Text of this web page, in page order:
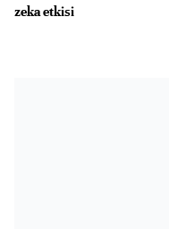
zeka etkisi